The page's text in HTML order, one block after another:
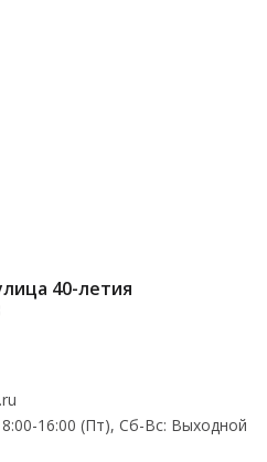
40-летия
16:00 (Пт), Cб-Вс: Выходной